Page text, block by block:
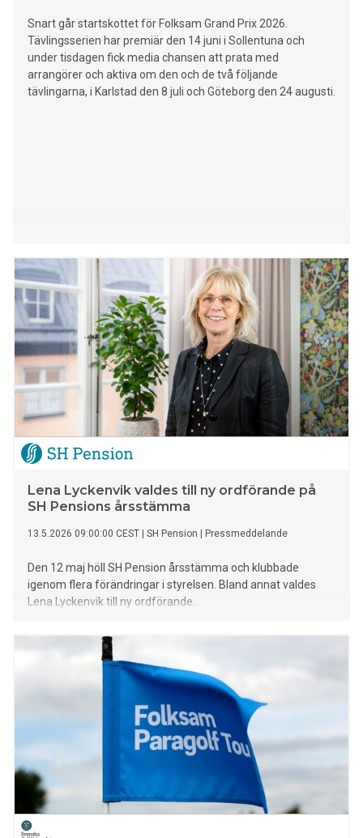
Snart går startskottet för Folksam Grand Prix 2026.
Tävlingsserien har premiär den 14 juni i Sollentuna och
under tisdagen fick media chansen att prata med
arrangörer och aktiva om den och de två följande
tävlingarna, i Karlstad den 8 juli och Göteborg den 24 augusti.
Lena Lyckenvik valdes till ny ordförande på
SH Pensions årsstämma
13.5.2026 09:00:00 CEST SH Pension Pressmeddelande
Den 12 maj höll SH Pension årsstämma och klubbade
igenom flera förändringar i styrelsen. Bland annat valdes
Lena Lyckenvik till ny ordförande.